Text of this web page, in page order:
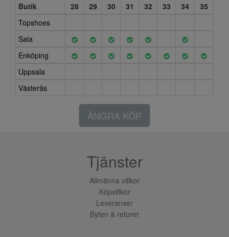
Butik
28 29 30 31 32 33 34
35
Topshoes
Sala
Enköping
Uppsala
Västerås
ÅNGRA KÖP
Tjänster
Allmänna villkor
Köpvillkor
Leveranser
Byten & returer